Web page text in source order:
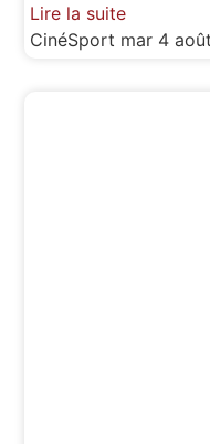
Lire la suite
CinéSport mar 4